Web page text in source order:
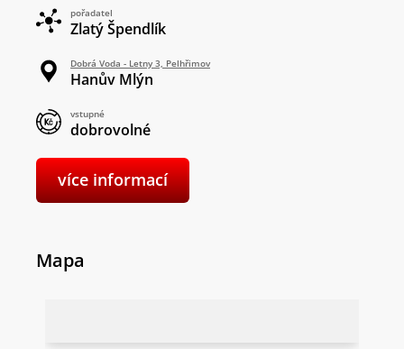
pořadatel
Zlatý Špendlík
Dobrá Voda - Letny 3, Pelhřimov
Hanův Mlýn
vstupné
dobrovolné
více informací
Mapa